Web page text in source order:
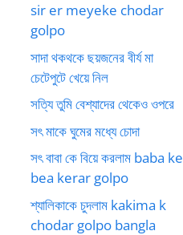
sir er meyeke chodar
golpo
সাদা থকথকে ছয়জনের বীর্য মা
চেটেপুটে খেয়ে নিল
সত্যি তুমি বেশ্যাদের থেকেও ওপরে
সৎ মাকে ঘুমের মধ্যে চোদা
সৎ বাবা কে বিয়ে করলাম baba ke
bea kerar golpo
শ্যালিকাকে চুদলাম kakima k
chodar golpo bangla